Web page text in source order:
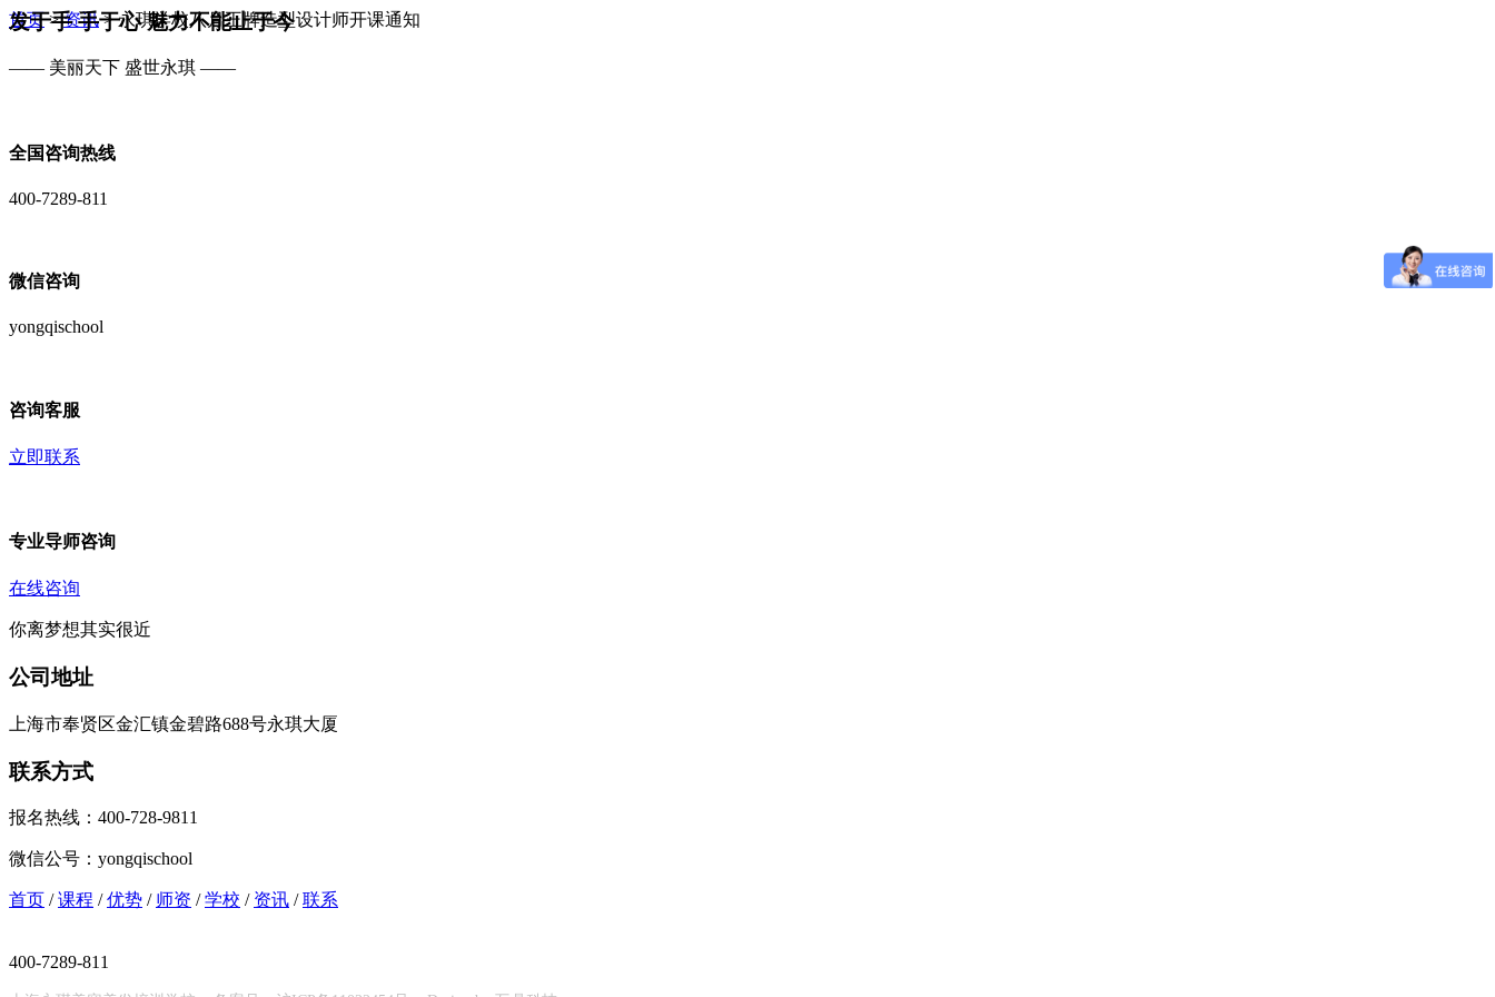
首页>资讯>永琪学校八月王牌造型设计师开课通知
发于手 手于心 魅力不能止于今
—— 美丽天下 盛世永琪 ——
全国咨询热线
400-7289-811
微信咨询
yongqischool
咨询客服
立即联系
专业导师咨询
在线咨询
你离梦想其实很近
公司地址
上海市奉贤区金汇镇金碧路688号永琪大厦
联系方式
报名热线：400-728-9811
微信公号：yongqischool
首页 /课程 /优势 / 师资 /学校 / 资讯 /联系
400-7289-811